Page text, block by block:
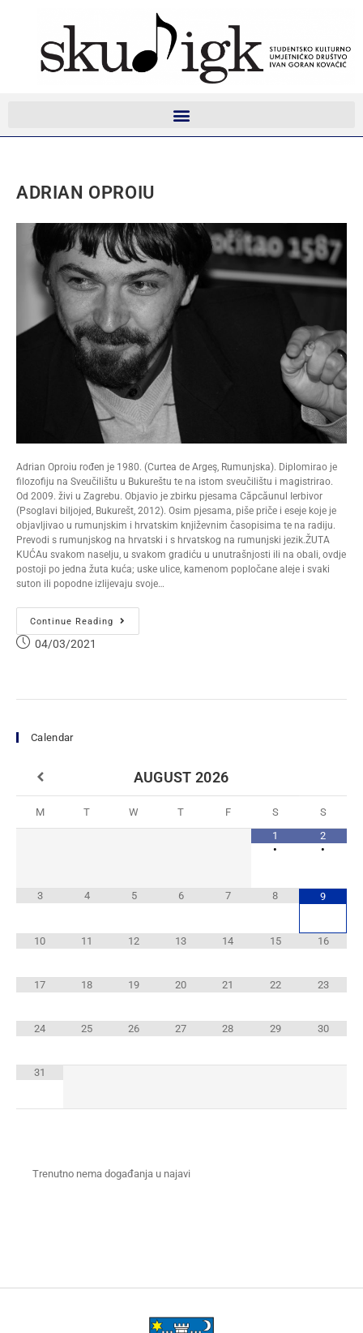
ADRIAN OPROIU
Adrian Oproiu rođen je 1980. (Curtea de Argeş, Rumunjska). Diplomirao je
filozofiju na Sveučilištu u Bukureštu te na istom sveučilištu i magistrirao.
Od 2009. živi u Zagrebu. Objavio je zbirku pjesama Căpcăunul Ierbivor
(Psoglavi biljojed, Bukurešt, 2012). Osim pjesama, piše priče i eseje koje je
objavljivao u rumunjskim i hrvatskim književnim časopisima te na radiju.
Prevodi s rumunjskog na hrvatski i s hrvatskog na rumunjski jezik.ŽUTA
KUĆAu svakom naselju, u svakom gradiću u unutrašnjosti ili na obali, ovdje
postoji po jedna žuta kuća; uske ulice, kamenom popločane aleje i svaki
suton ili popodne izlijevaju svoje…
Continue Reading
04/03/2021
Calendar
AUGUST 2026
M T W T F S
S
1
•
2
•
3 4 5 6 7 8 9
10 11 12 13 14 15 16
17 18 19 20 21 22 23
24 25 26 27 28 29 30
31
Trenutno nema događanja u najavi